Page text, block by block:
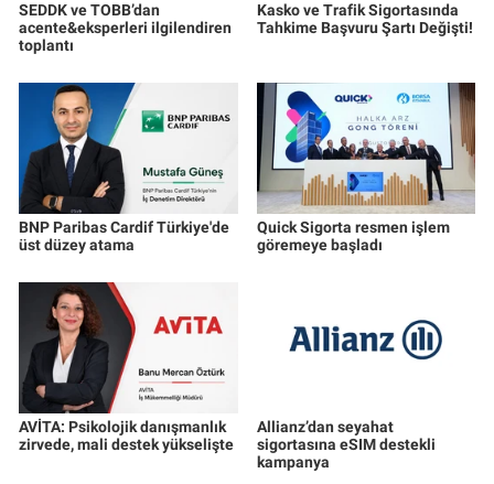
SEDDK ve TOBB’dan
acente&eksperleri ilgilendiren
toplantı
Kasko ve Trafik Sigortasında
Tahkime Başvuru Şartı Değişti!
BNP Paribas Cardif Türkiye'de
üst düzey atama
Quick Sigorta resmen işlem
göremeye başladı
AVİTA: Psikolojik danışmanlık
zirvede, mali destek yükselişte
Allianz’dan seyahat
sigortasına eSIM destekli
kampanya